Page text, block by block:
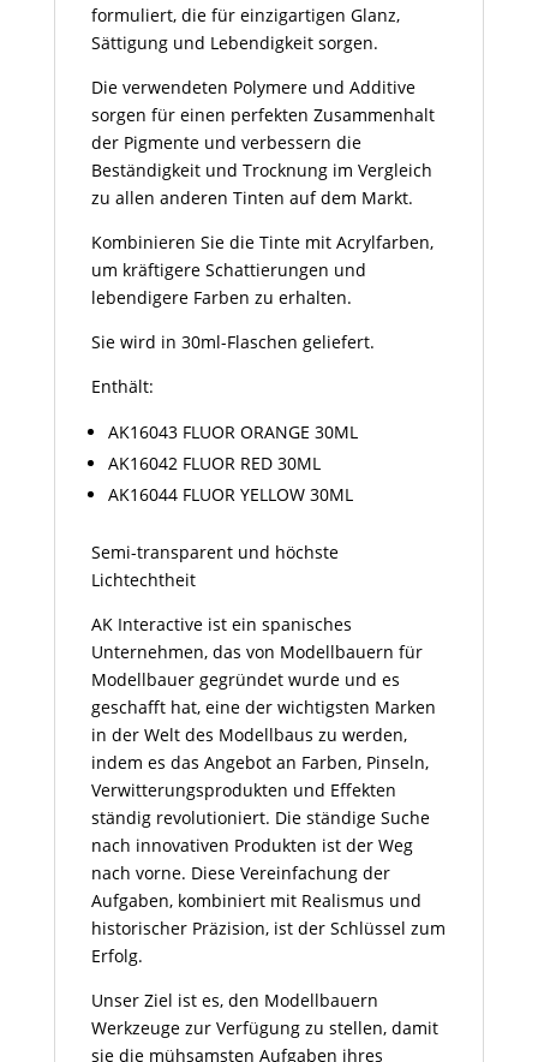
formuliert, die für einzigartigen Glanz,
Sättigung und Lebendigkeit sorgen.
Die verwendeten Polymere und Additive
sorgen für einen perfekten Zusammenhalt
der Pigmente und verbessern die
Beständigkeit und Trocknung im Vergleich
zu allen anderen Tinten auf dem Markt.
Kombinieren Sie die Tinte mit Acrylfarben,
um kräftigere Schattierungen und
lebendigere Farben zu erhalten.
Sie wird in 30ml-Flaschen geliefert.
Enthält:
AK16043 FLUOR ORANGE 30ML
AK16042 FLUOR RED 30ML
AK16044 FLUOR YELLOW 30ML
Semi-transparent und höchste
Lichtechtheit
AK Interactive ist ein spanisches
Unternehmen, das von Modellbauern für
Modellbauer gegründet wurde und es
geschafft hat, eine der wichtigsten Marken
in der Welt des Modellbaus zu werden,
indem es das Angebot an Farben, Pinseln,
Verwitterungsprodukten und Effekten
ständig revolutioniert. Die ständige Suche
nach innovativen Produkten ist der Weg
nach vorne. Diese Vereinfachung der
Aufgaben, kombiniert mit Realismus und
historischer Präzision, ist der Schlüssel zum
Erfolg.
Unser Ziel ist es, den Modellbauern
Werkzeuge zur Verfügung zu stellen, damit
sie die mühsamsten Aufgaben ihres